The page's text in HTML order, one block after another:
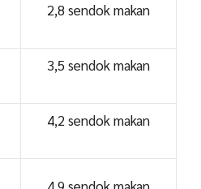
2,8 sendok makan
3,5 sendok makan
4,2 sendok makan